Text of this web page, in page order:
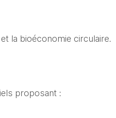
la bioéconomie circulaire.
proposant :